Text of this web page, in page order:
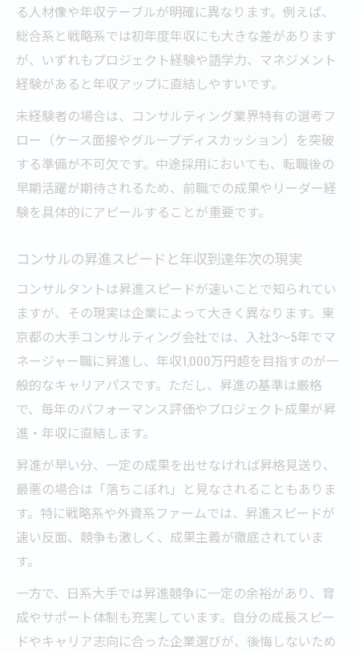
る人材像や年収テーブルが明確に異なります。例えば、
総合系と戦略系では初年度年収にも大きな差があります
が、いずれもプロジェクト経験や語学力、マネジメント
経験があると年収アップに直結しやすいです。
未経験者の場合は、コンサルティング業界特有の選考フ
ロー（ケース面接やグループディスカッション）を突破
する準備が不可欠です。中途採用においても、転職後の
早期活躍が期待されるため、前職での成果やリーダー経
験を具体的にアピールすることが重要です。
コンサルの昇進スピードと年収到達年次の現実
コンサルタントは昇進スピードが速いことで知られてい
ますが、その現実は企業によって大きく異なります。東
京都の大手コンサルティング会社では、入社3～5年でマ
ネージャー職に昇進し、年収1,000万円超を目指すのが一
般的なキャリアパスです。ただし、昇進の基準は厳格
で、毎年のパフォーマンス評価やプロジェクト成果が昇
進・年収に直結します。
昇進が早い分、一定の成果を出せなければ昇格見送り、
最悪の場合は「落ちこぼれ」と見なされることもありま
す。特に戦略系や外資系ファームでは、昇進スピードが
速い反面、競争も激しく、成果主義が徹底されていま
す。
一方で、日系大手では昇進競争に一定の余裕があり、育
成やサポート体制も充実しています。自分の成長スピー
ドやキャリア志向に合った企業選びが、後悔しないため